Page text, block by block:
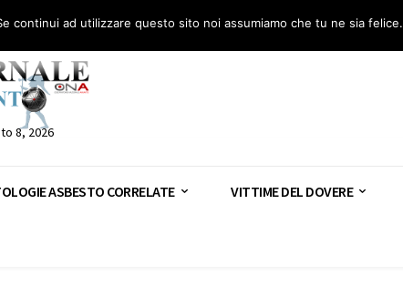
penale e lavoro Segnala – AGN Segnala – Repac
8, 2026
ASBESTO CORRELATE VITTIME DEL DOVERE
continui ad utilizzare questo sito noi assumiamo che tu ne sia felice.